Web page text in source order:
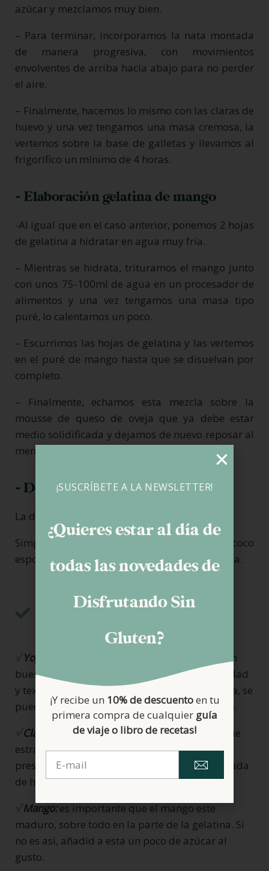
azúcar y mezclamos muy bien.
– Para terminar, incorporamos la nata montada
de manera progresiva, con movimientos
envolventes de arriba hacia abajo para no perder
el aire.
– Finalmente, hacemos lo mismo con las claras de
huevo y una vez tengamos una masa cremosa, la
vertemos sobre la base de galletas y llevamos al
frigorífico un mínimo de 4 horas.
- Elaboración gelatina de mango
-Al igual que en el caso anterior, ponemos 2 hojas
de gelatina a hidratar en agua muy fría.
– Mientras se hidrata, trituramos el mango junto
con unos 75-100ml de agua en un procesador de
alimentos y una vez tengamos una masa tipo
puré, lo calentamos un poco.
– Escurrimos las hojas de gelatina y las vertemos
en el puré de mango hasta que se disuelvan por
completo.
– Finalmente, echamos esta mezcla sobre la
mousse de queso de oveja que ya debe estar
medio solidificada y dejamos de nuevo reposar al
menos 4 horas.
- Decoración de la tarta
La decoración de la tarta es opcional.
Simplemente ponemos un poco de coco
espolvoreado por el borde y arándanos encima.
Notas para una mousse
√Yogur:
en ese caso la gracia es hacerlo con un
buen yogur de oveja que aporta una cremosidad
y textura maravillosas a la tarta. Pero sin duda, se
puede sustituir por el yogur que más os guste.
√Claras de huevo:si se añaden, le dan un toque
estra de cremosidad a la mousse, pero son
prescindibles en el caso de no querer poner nada
de huevo.
√Mango:es importante que el mango este
maduro, sobre todo en la parte de la gelatina. Si
no es así, añadid a esta un poco de azúcar al
gusto.
¡SUSCRÍBETE A LA NEWSLETTER!
¿Quieres estar al día de
todas las novedades de
Disfrutando Sin
Gluten?
¡Y recibe un 10% de descuentoen tu
primera compra de cualquier guía
de viaje o libro de recetas!